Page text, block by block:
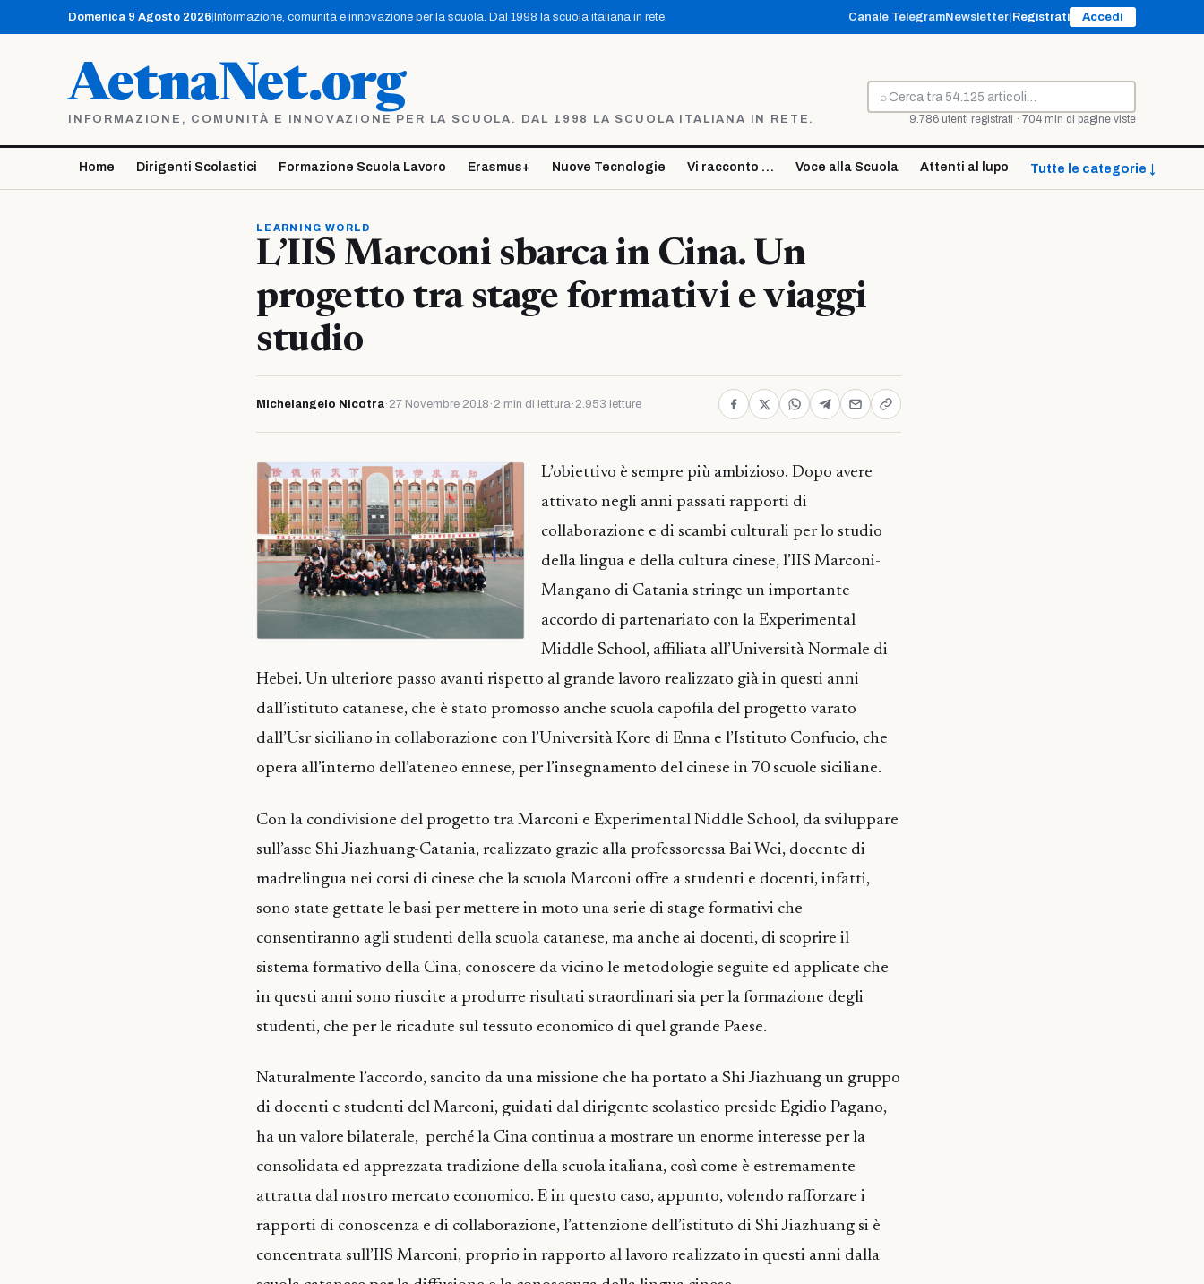
contenuto
Domenica 9 Agosto 2026 Informazione, comunità e innovazione per la scuola. Dal 1998 la scuola italiana in rete. Canale TelegramNewsletter Registrati Accedi
AetnaNet.org
INFORMAZIONE, COMUNITÀ E INNOVAZIONE PER LA SCUOLA. DAL 1998 LA SCUOLA ITALIANA IN RETE.
⌕
Cerca
9.786 utenti registrati · 704 mln di pagine viste
Home Dirigenti Scolastici Formazione Scuola Lavoro Erasmus+ Nuove Tecnologie Vi racconto … Voce alla Scuola Attenti al lupo Tutte le categorie ↓
LEARNING WORLD
L’IIS Marconi sbarca in Cina. Un
progetto tra stage formativi e viaggi
studio
Michelangelo Nicotra· 27 Novembre 2018 · 2 min di lettura· 2.953 letture
L’obiettivo è sempre più ambizioso. Dopo avere
attivato negli anni passati rapporti di
collaborazione e di scambi culturali per lo studio
della lingua e della cultura cinese, l’IIS Marconi-
Mangano di Catania stringe un importante
accordo di partenariato con la Experimental
Middle School, affiliata all’Università Normale di
Hebei. Un ulteriore passo avanti rispetto al grande lavoro realizzato già in questi anni
dall’istituto catanese, che è stato promosso anche scuola capofila del progetto varato
dall’Usr siciliano in collaborazione con l’Università Kore di Enna e l’Istituto Confucio, che
opera all’interno dell’ateneo ennese, per l’insegnamento del cinese in 70 scuole siciliane.
Con la condivisione del progetto tra Marconi e Experimental Niddle School, da sviluppare
sull’asse Shi Jiazhuang-Catania, realizzato grazie alla professoressa Bai Wei, docente di
madrelingua nei corsi di cinese che la scuola Marconi offre a studenti e docenti, infatti,
sono state gettate le basi per mettere in moto una serie di stage formativi che
consentiranno agli studenti della scuola catanese, ma anche ai docenti, di scoprire il
sistema formativo della Cina, conoscere da vicino le metodologie seguite ed applicate che
in questi anni sono riuscite a produrre risultati straordinari sia per la formazione degli
studenti, che per le ricadute sul tessuto economico di quel grande Paese.
Naturalmente l’accordo, sancito da una missione che ha portato a Shi Jiazhuang un gruppo
di docenti e studenti del Marconi, guidati dal dirigente scolastico preside Egidio Pagano,
ha un valore bilaterale, perché la Cina continua a mostrare un enorme interesse per la
consolidata ed apprezzata tradizione della scuola italiana, così come è estremamente
attratta dal nostro mercato economico. E in questo caso, appunto, volendo rafforzare i
rapporti di conoscenza e di collaborazione, l’attenzione dell’istituto di Shi Jiazhuang si è
concentrata sull’IIS Marconi, proprio in rapporto al lavoro realizzato in questi anni dalla